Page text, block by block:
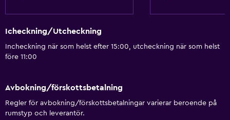
Allmänt
Förvaring
Kassaskåp
Icheckning/Utcheckning
Incheckning när som helst efter 15:00, utcheckning när som helst
före 11:00
Avbokning/förskottsbetalning
Regler för avbokning/förskottsbetalningar varierar beroende på
rumstyp och leverantör.